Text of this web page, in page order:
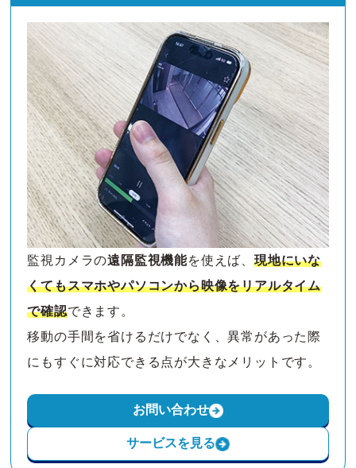
監視カメラの遠隔監視機能を使えば、現地にいな
くてもスマホやパソコンから映像をリアルタイム
で確認できます。
移動の手間を省けるだけでなく、異常があった際
にもすぐに対応できる点が大きなメリットです。
お問い合わせ
サービスを見る